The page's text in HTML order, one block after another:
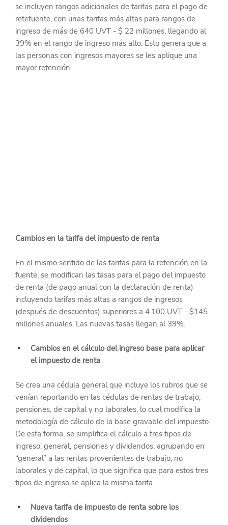
se incluyen rangos adicionales de tarifas para el pago de
retefuente, con unas tarifas más altas para rangos de
ingreso de más de 640 UVT - $ 22 millones, llegando al
39% en el rango de ingreso más alto. Esto genera que a
las personas con ingresos mayores se les aplique una
mayor retención.
Cambios en la tarifa del impuesto de renta
En el mismo sentido de las tarifas para la retención en la
fuente, se modifican las tasas para el pago del impuesto
de renta (de pago anual con la declaración de renta)
incluyendo tarifas más altas a rangos de ingresos
(después de descuentos) superiores a 4.100 UVT - $145
millones anuales. Las nuevas tasas llegan al 39%.
Cambios en el cálculo del ingreso base para aplicar
el impuesto de renta
Se crea una cédula general que incluye los rubros que se
venían reportando en las cédulas de rentas de trabajo,
pensiones, de capital y no laborales, lo cual modifica la
metodología de cálculo de la base gravable del impuesto.
De esta forma, se simplifica el cálculo a tres tipos de
ingreso: general, pensiones y dividendos, agrupando en
“general” a las rentas provenientes de trabajo, no
laborales y de capital, lo que significa que para estos tres
tipos de ingreso se aplica la misma tarifa.
Nueva tarifa de impuesto de renta sobre los
dividendos